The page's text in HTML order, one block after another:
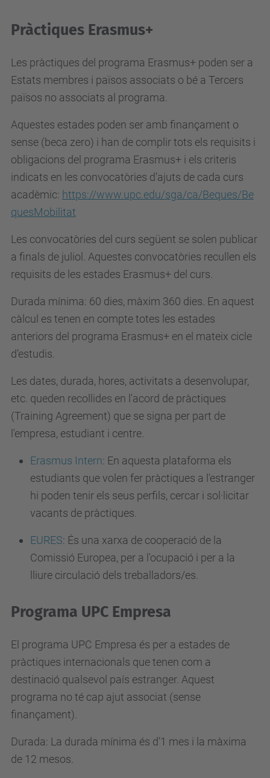
Pràctiques Erasmus+
Les pràctiques del programa Erasmus+ poden ser a
Estats membres i països associats o bé a Tercers
països no associats al programa.
Aquestes estades poden ser amb finançament o
sense (beca zero) i han de complir tots els requisits i
obligacions del programa Erasmus+ i els criteris
indicats en les convocatòries d’ajuts de cada curs
acadèmic: https://www.upc.edu/sga/ca/Beques/Be
quesMobilitat
Les convocatòries del curs següent se solen publicar
a finals de juliol. Aquestes convocatòries recullen els
requisits de les estades Erasmus+ del curs.
Durada mínima: 60 dies, màxim 360 dies. En aquest
càlcul es tenen en compte totes les estades
anteriors del programa Erasmus+ en el mateix cicle
d’estudis.
Les dates, durada, hores, activitats a desenvolupar,
etc. queden recollides en l'acord de pràctiques
(Training Agreement) que se signa per part de
l'empresa, estudiant i centre.
Erasmus Intern: En aquesta plataforma els
estudiants que volen fer pràctiques a l'estranger
hi poden tenir els seus perfils, cercar i sol·licitar
vacants de pràctiques.
EURES: És una xarxa de cooperació de la
Comissió Europea, per a l'ocupació i per a la
lliure circulació dels treballadors/es.
Programa UPC Empresa
El programa UPC Empresa és per a estades de
pràctiques internacionals que tenen com a
destinació qualsevol país estranger. Aquest
programa no té cap ajut associat (sense
finançament).
Durada: La durada mínima és d’1 mes i la màxima
de 12 mesos.